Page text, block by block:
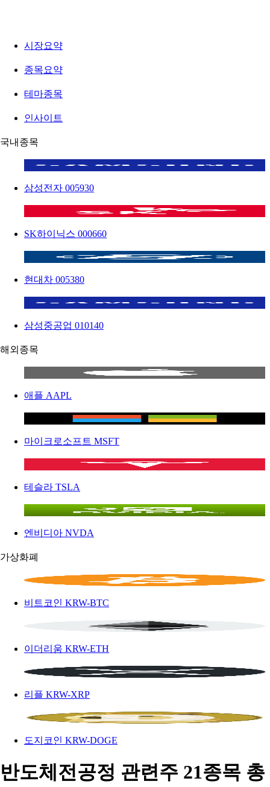
시장요약
종목요약
테마종목
인사이트
국내종목
삼성전자 005930
SK하이닉스 000660
현대차 005380
삼성중공업 010140
해외종목
애플 AAPL
마이크로소프트 MSFT
테슬라 TSLA
엔비디아 NVDA
가상화폐
비트코인 KRW-BTC
이더리움 KRW-ETH
리플 KRW-XRP
도지코인 KRW-DOGE
반도체전공정 관련주 21종목 총